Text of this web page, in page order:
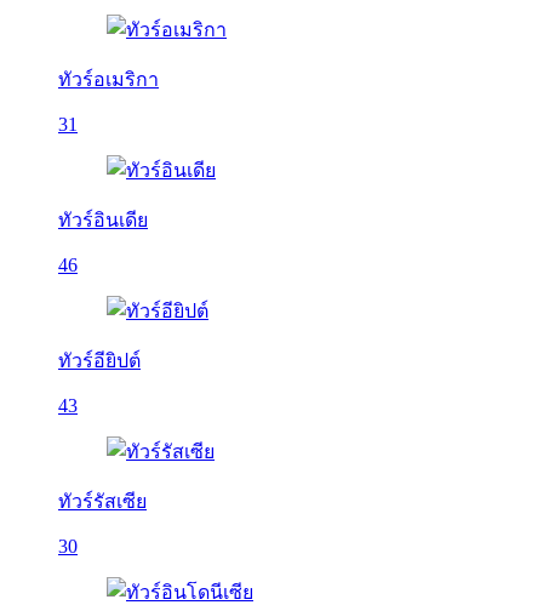
ทัวร์อเมริกา
31
ทัวร์อินเดีย
46
ทัวร์อียิปต์
43
ทัวร์รัสเซีย
30